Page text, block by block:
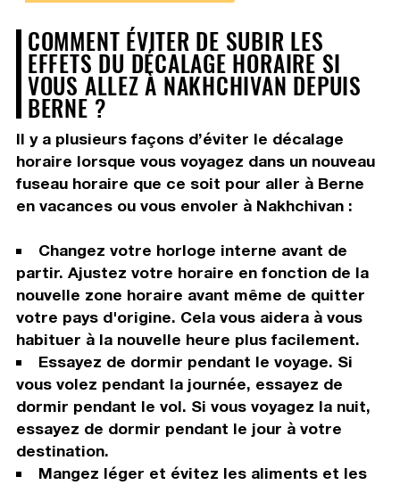
COMMENT ÉVITER DE SUBIR LES
EFFETS DU DÉCALAGE HORAIRE SI
VOUS ALLEZ À NAKHCHIVAN DEPUIS
BERNE ?
Il y a plusieurs façons d’éviter le décalage
horaire lorsque vous voyagez dans un nouveau
fuseau horaire que ce soit pour aller à Berne
en vacances ou vous envoler à Nakhchivan :
Changez votre horloge interne avant de
partir. Ajustez votre horaire en fonction de la
nouvelle zone horaire avant même de quitter
votre pays d'origine. Cela vous aidera à vous
habituer à la nouvelle heure plus facilement.
Essayez de dormir pendant le voyage. Si
vous volez pendant la journée, essayez de
dormir pendant le vol. Si vous voyagez la nuit,
essayez de dormir pendant le jour à votre
destination.
Mangez léger et évitez les aliments et les